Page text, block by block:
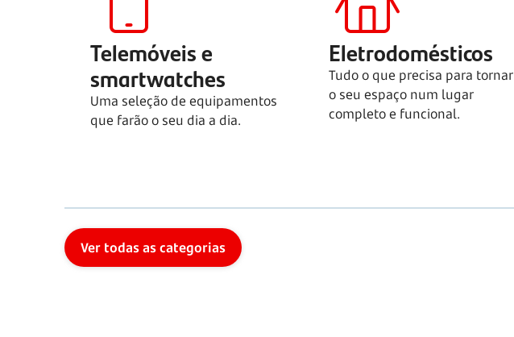
Telemóveis e
smartwatches
Uma seleção de equipamentos
que farão o seu dia a dia.
Eletrodomésticos
Tudo o que precisa para tornar
o seu espaço num lugar
completo e funcional.
Ver todas as categorias